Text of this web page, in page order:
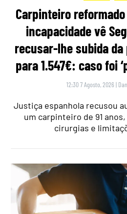
Carpinteiro reformado
incapacidade vê
recusar-lhe subida da
para 1.547€: caso foi
12:30 7 Agosto, 2026 |
Justiça espanhola recusou
um carpinteiro de 91
cirurgias e